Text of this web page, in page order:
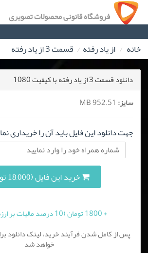
فروشگاه قانونی محصولات تصویری
خانه از یاد رفته قسمت 3 از یاد رفته
دانلود قسمت 3 از یاد رفته با کیفیت 1080
سایز:
جهت دانلود این فایل باید آن را خریداری
خرید این فایل (18,000 تومان)
+ 1800 تومان (10 درصد مالیات بر ارزش افزوده)
پس از کامل شدن فرآیند خرید، لینک دانلود
خواهد شد